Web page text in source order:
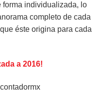
forma individualizada, lo
completo de cada
éste origina para cada
a 2016!